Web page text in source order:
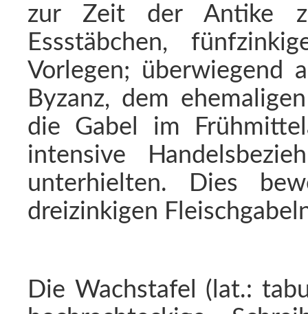
zur Zeit der Antike
Essstäbchen,
Vorlegen; überwiegend
Byzanz, dem
die Gabel im
intensive
unterhielten. Dies
dreizinkigen
Die Wachstafel (lat.: